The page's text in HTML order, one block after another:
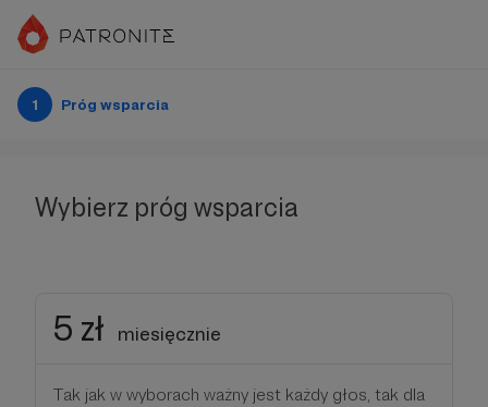
1 Próg wsparcia
Wybierz próg wsparcia
5 zł miesięcznie
Tak jak w wyborach ważny jest każdy głos, tak dla